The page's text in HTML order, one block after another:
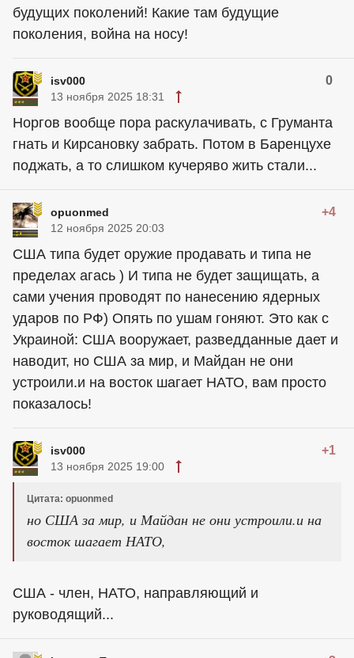
будущих поколений! Какие там будущие
поколения, война на носу!
isv000 0
13 ноября 2025 18:31
Норгов вообще пора раскулачивать, с Груманта
гнать и Кирсановку забрать. Потом в Баренцухе
поджать, а то слишком кучеряво жить стали...
opuonmed +4
12 ноября 2025 20:03
США типа будет оружие продавать и типа не
пределах агась ) И типа не будет защищать, а
сами учения проводят по нанесению ядерных
ударов по РФ) Опять по ушам гоняют. Это как с
Украиной: США вооружает, разведданные дает и
наводит, но США за мир, и Майдан не они
устроили.и на восток шагает НАТО, вам просто
показалось!
isv000 +1
13 ноября 2025 19:00
Цитата: opuonmed
но США за мир, и Майдан не они устроили.и на
восток шагает НАТО,
США - член, НАТО, направляющий и
руководящий...